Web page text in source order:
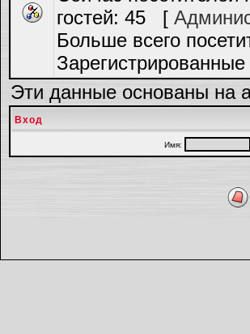
гостей: 45 [
Больше всего
Эти данные основаны на
Вход
Имя: